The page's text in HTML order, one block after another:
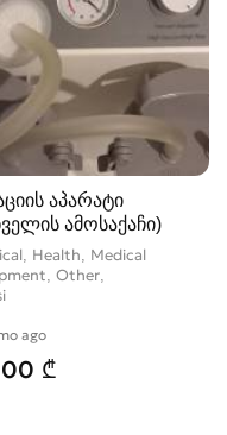
აპარატი
ამოსაქაჩი)
Health, Medical
Other
ago
₾